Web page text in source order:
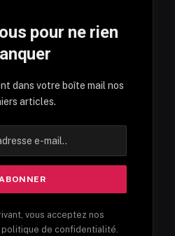
pour ne rien
dans votre boîte mail nos
articles.
vous acceptez nos
de confidentialité.